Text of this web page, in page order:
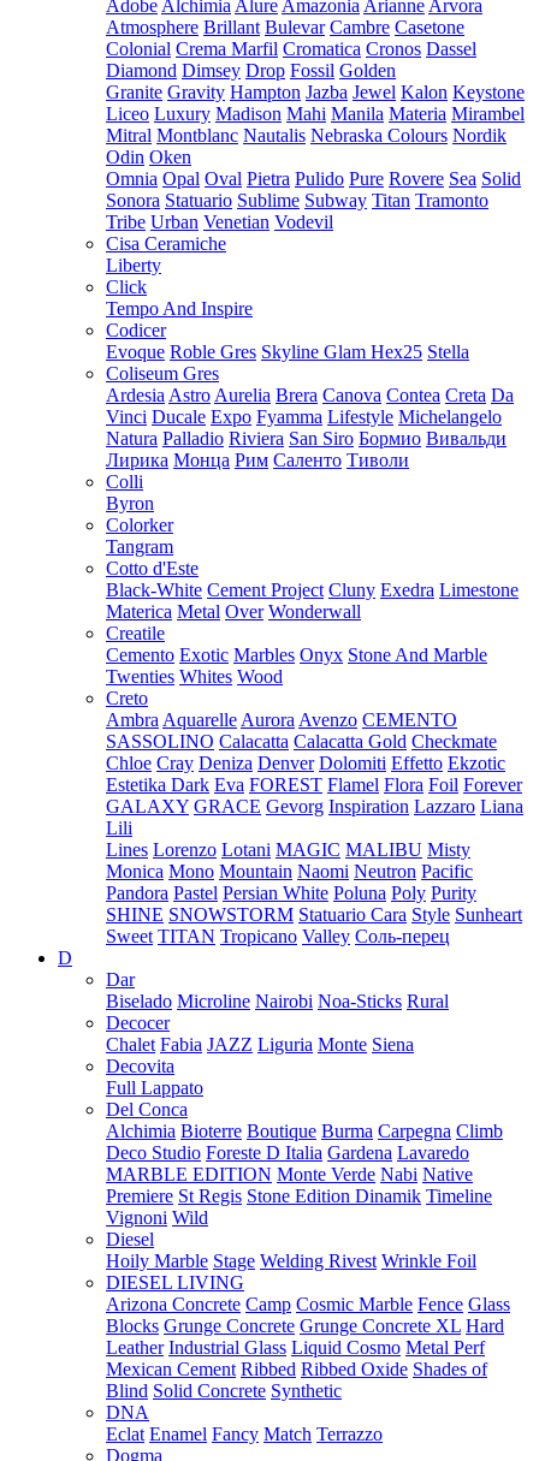
Adobe Alchimia Alure Amazonia Arianne Arvora
Atmosphere Brillant Bulevar Cambre Casetone
Colonial Crema Marfil Cromatica Cronos Dassel
Diamond Dimsey Drop Fossil Golden
Granite Gravity Hampton Jazba Jewel Kalon Keystone
Liceo Luxury Madison Mahi Manila Materia Mirambel
Mitral Montblanc Nautalis Nebraska Colours Nordik
Odin Oken
Omnia Opal Oval Pietra Pulido Pure Rovere Sea Solid
Sonora Statuario Sublime Subway Titan Tramonto
Tribe Urban Venetian Vodevil
Cisa Ceramiche
Liberty
Click
Tempo And Inspire
Codicer
Evoque Roble Gres Skyline Glam Hex25 Stella
Coliseum Gres
Ardesia Astro Aurelia Brera Canova Contea Creta Da
Vinci Ducale Expo Fyamma Lifestyle Michelangelo
Natura Palladio Riviera San Siro Бормио Вивальди
Лирика Монца Рим Саленто Тиволи
Colli
Byron
Colorker
Tangram
Cotto d'Este
Black-White Cement Project Cluny Exedra Limestone
Materica Metal Over Wonderwall
Creatile
Cemento Exotic Marbles Onyx Stone And Marble
Twenties Whites Wood
Creto
Ambra Aquarelle Aurora Avenzo CEMENTO
SASSOLINO Calacatta Calacatta Gold Checkmate
Chloe Cray Deniza Denver Dolomiti Effetto Ekzotic
Estetika Dark Eva FOREST Flamel Flora Foil Forever
GALAXY GRACE Gevorg Inspiration Lazzaro Liana
Lili
Lines Lorenzo Lotani MAGIC MALIBU Misty
Monica Mono Mountain Naomi Neutron Pacific
Pandora Pastel Persian White Poluna Poly Purity
SHINE SNOWSTORM Statuario Cara Style Sunheart
Sweet TITAN Tropicano Valley Соль-перец
D
Dar
Biselado Microline Nairobi Noa-Sticks Rural
Decocer
Chalet Fabia JAZZ Liguria Monte Siena
Decovita
Full Lappato
Del Conca
Alchimia Bioterre Boutique Burma Carpegna Climb
Deco Studio Foreste D Italia Gardena Lavaredo
MARBLE EDITION Monte Verde Nabi Native
Premiere St Regis Stone Edition Dinamik Timeline
Vignoni Wild
Diesel
Hoily Marble Stage Welding Rivest Wrinkle Foil
DIESEL LIVING
Arizona Concrete Camp Cosmic Marble Fence Glass
Blocks Grunge Concrete Grunge Concrete XL Hard
Leather Industrial Glass Liquid Cosmo Metal Perf
Mexican Cement Ribbed Ribbed Oxide Shades of
Blind Solid Concrete Synthetic
DNA
Eclat Enamel Fancy Match Terrazzo
Dogma